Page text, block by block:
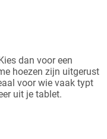
dan voor een
hoezen zijn uitgerust
voor wie vaak typt
uit je tablet.